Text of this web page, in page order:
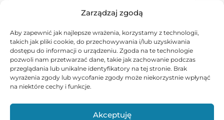
Zarządzaj zgodą
Aby zapewnić jak najlepsze wrażenia, korzystamy z technologii,
takich jak pliki cookie, do przechowywania i/lub uzyskiwania
dostępu do informacji o urządzeniu. Zgoda na te technologie
pozwoli nam przetwarzać dane, takie jak zachowanie podczas
przeglądania lub unikalne identyfikatory na tej stronie. Brak
wyrażenia zgody lub wycofanie zgody może niekorzystnie wpłynąć
na niektóre cechy i funkcje.
Akceptuję
Rowery – pożyczki pod zastaw Bydgoszcz
KALKULATOR